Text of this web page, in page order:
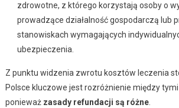
zdrowotne, z którego korzystają osoby o
prowadzące działalność gospodarczą lub
stanowiskach wymagających
ubezpieczenia.
Z punktu widzenia zwrotu kosztów leczenia
Polsce kluczowe jest rozróżnienie między
ponieważ zasady refundacji są różne.